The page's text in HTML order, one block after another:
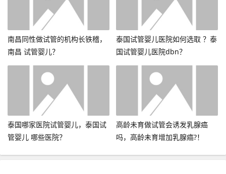
南昌同性做试管的机构长铁稽，
南昌 试管婴儿？
泰国试管婴儿医院如何选取 ？泰
国试管婴儿医院dbn？
泰国哪家医院试管婴儿，泰国试
管婴儿 哪些医院？
高龄未育做试管会诱发乳腺癌
吗，高龄未育增加乳腺癌?！